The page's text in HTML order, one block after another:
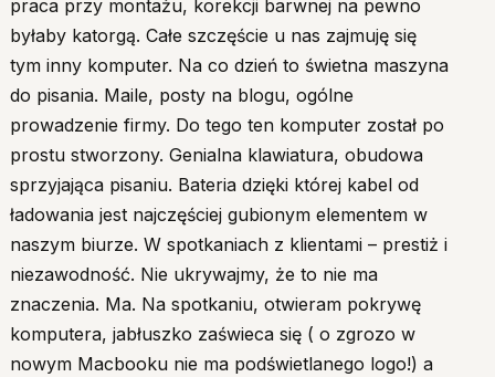
praca przy montażu, korekcji barwnej na pewno
byłaby katorgą. Całe szczęście u nas zajmuję się
tym inny komputer. Na co dzień to świetna maszyna
do pisania. Maile, posty na blogu, ogólne
prowadzenie firmy. Do tego ten komputer został po
prostu stworzony. Genialna klawiatura, obudowa
sprzyjająca pisaniu. Bateria dzięki której kabel od
ładowania jest najczęściej gubionym elementem w
naszym biurze. W spotkaniach z klientami – prestiż i
niezawodność. Nie ukrywajmy, że to nie ma
znaczenia. Ma. Na spotkaniu, otwieram pokrywę
komputera, jabłuszko zaświeca się ( o zgrozo w
nowym Macbooku nie ma podświetlanego logo!) a